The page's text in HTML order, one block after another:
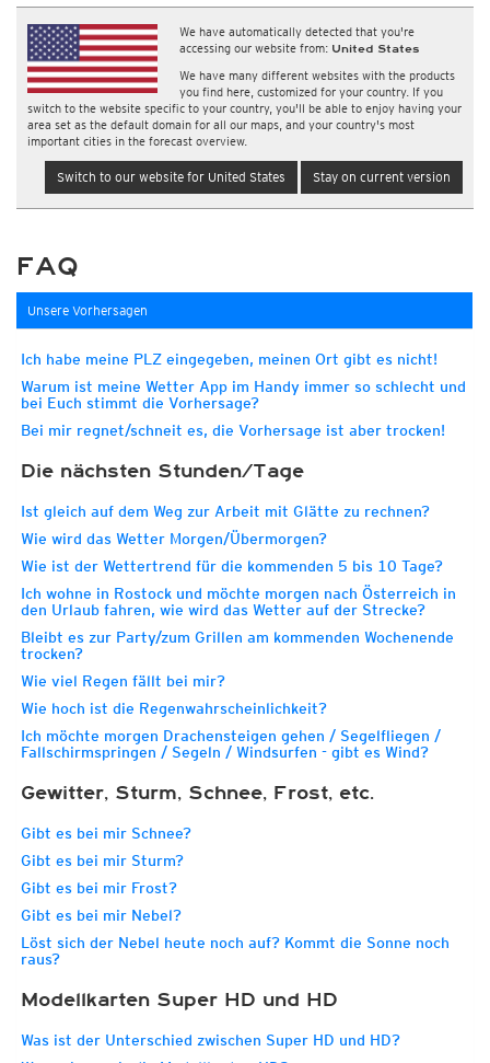
We have automatically detected that you're
accessing our website from: United States
We have many different websites with the products
you find here, customized for your country. If you
switch to the website specific to your country, you'll be able to enjoy having your
area set as the default domain for all our maps, and your country's most
important cities in the forecast overview.
Switch to our website for United States Stay on current version
FAQ
Unsere Vorhersagen
Ich habe meine PLZ eingegeben, meinen Ort gibt es nicht!
Warum ist meine Wetter App im Handy immer so schlecht und
bei Euch stimmt die Vorhersage?
Bei mir regnet/schneit es, die Vorhersage ist aber trocken!
Die nächsten Stunden/Tage
Ist gleich auf dem Weg zur Arbeit mit Glätte zu rechnen?
Wie wird das Wetter Morgen/Übermorgen?
Wie ist der Wettertrend für die kommenden 5 bis 10 Tage?
Ich wohne in Rostock und möchte morgen nach Österreich in
den Urlaub fahren, wie wird das Wetter auf der Strecke?
Bleibt es zur Party/zum Grillen am kommenden Wochenende
trocken?
Wie viel Regen fällt bei mir?
Wie hoch ist die Regenwahrscheinlichkeit?
Ich möchte morgen Drachensteigen gehen / Segelfliegen /
Fallschirmspringen / Segeln / Windsurfen - gibt es Wind?
Gewitter, Sturm, Schnee, Frost, etc.
Gibt es bei mir Schnee?
Gibt es bei mir Sturm?
Gibt es bei mir Frost?
Gibt es bei mir Nebel?
Löst sich der Nebel heute noch auf? Kommt die Sonne noch
raus?
Modellkarten Super HD und HD
Was ist der Unterschied zwischen Super HD und HD?